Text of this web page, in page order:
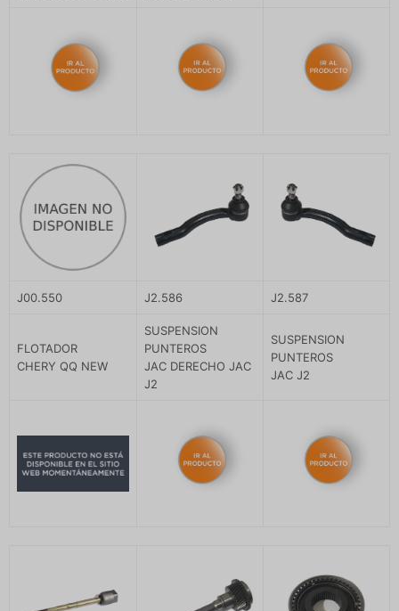
J00.550 J2.586 J2.587
FLOTADOR
CHERY QQ NEW
SUSPENSION
PUNTEROS
JAC DERECHO JAC
J2
SUSPENSION
PUNTEROS
JAC J2